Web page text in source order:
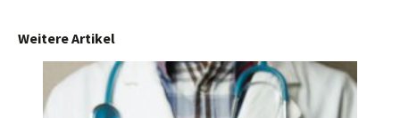
Weitere Artikel